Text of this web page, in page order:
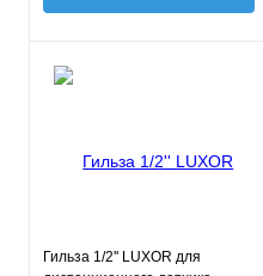
Гильза 1/2'' LUXOR для